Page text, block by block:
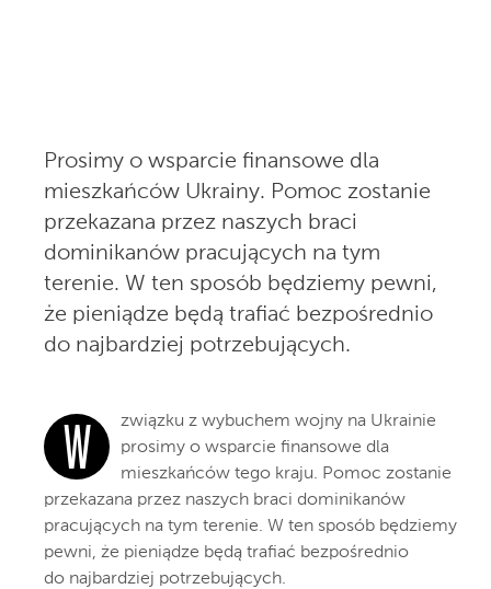
Prosimy o wsparcie finansowe dla
mieszkańców Ukrainy. Pomoc zostanie
przekazana przez naszych braci
dominikanów pracujących na tym
terenie. W ten sposób będziemy pewni,
że pieniądze będą trafiać bezpośrednio
do najbardziej potrzebujących.
W
związku z wybuchem wojny na Ukrainie
prosimy o wsparcie finansowe dla
mieszkańców tego kraju. Pomoc zostanie
przekazana przez naszych braci dominikanów
pracujących na tym terenie. W ten sposób będziemy
pewni, że pieniądze będą trafiać bezpośrednio
do najbardziej potrzebujących.